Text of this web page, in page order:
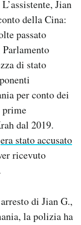
Jian
della Cina:
passato
di stato
per conto dei
prime
dal 2019.
era stato accusato
ricevuto
di Jian G.,
la polizia ha